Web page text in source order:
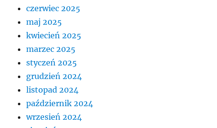
czerwiec 2025
maj 2025
kwiecień 2025
marzec 2025
styczeń 2025
grudzień 2024
listopad 2024
październik 2024
wrzesień 2024